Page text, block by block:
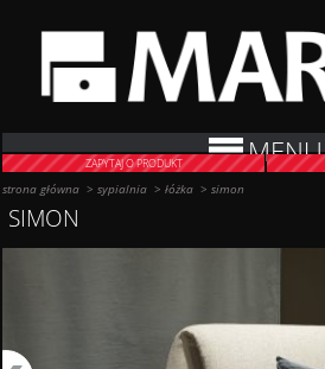
MENU
ZAPYTAJ O PRODUKT
strona główna >sypialnia >łóżka >simon
SIMON